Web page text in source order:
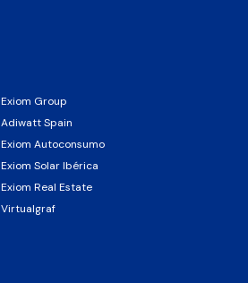
Exiom Group
Adiwatt Spain
Exiom Autoconsumo
Exiom Solar Ibérica
Exiom Real Estate
Virtualgraf